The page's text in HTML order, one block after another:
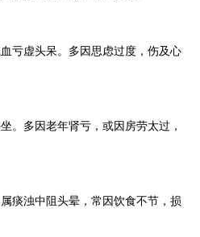
亏虚头呆。多因思虑过度，伤及心
。多因老年肾亏，或因房劳太过，
痰浊中阻头晕，常因饮食不节，损